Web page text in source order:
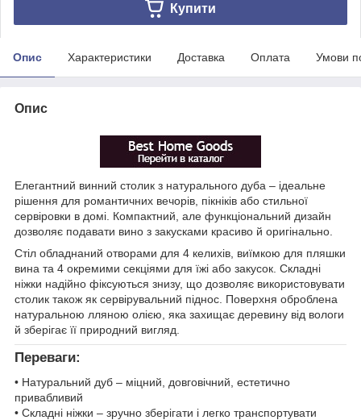
Купити
Опис Характеристики Доставка Оплата Умови
Опис
Елегантний винний столик з натурального дуба – ідеальне
рішення для романтичних вечорів, пікніків або стильної
сервіровки в домі. Компактний, але функціональний дизайн
дозволяє подавати вино з закусками красиво й оригінально.
Стіл обладнаний отворами для 4 келихів, виїмкою для пляшки
вина та 4 окремими секціями для їжі або закусок. Складні
ніжки надійно фіксуються знизу, що дозволяє використовувати
столик також як сервірувальний піднос. Поверхня оброблена
натуральною лляною олією, яка захищає деревину від вологи
й зберігає її природний вигляд.
Переваги:
• Натуральний дуб – міцний, довговічний, естетично
привабливий
• Складні ніжки – зручно зберігати і легко транспортувати